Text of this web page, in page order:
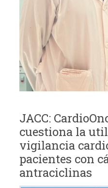
JACC:
cuestiona la
vigilancia
pacientes con
antraciclinas